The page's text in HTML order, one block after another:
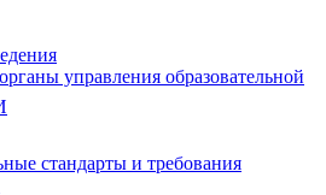
управления образовательной
стандарты и требования